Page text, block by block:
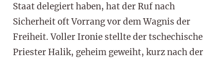
Staat delegiert haben, hat der Ruf nach
Sicherheit oft Vorrang vor dem Wagnis der
Freiheit. Voller Ironie stellte der tschechische
Priester Halik, geheim geweiht, kurz nach der